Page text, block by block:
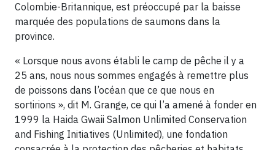
Colombie-Britannique, est préoccupé par la baisse
marquée des populations de saumons dans la
province.
« Lorsque nous avons établi le camp de pêche il y a
25 ans, nous nous sommes engagés à remettre plus
de poissons dans l’océan que ce que nous en
sortirions », dit M. Grange, ce qui l’a amené à fonder en
1999 la Haida Gwaii Salmon Unlimited Conservation
and Fishing Initiatives (Unlimited), une fondation